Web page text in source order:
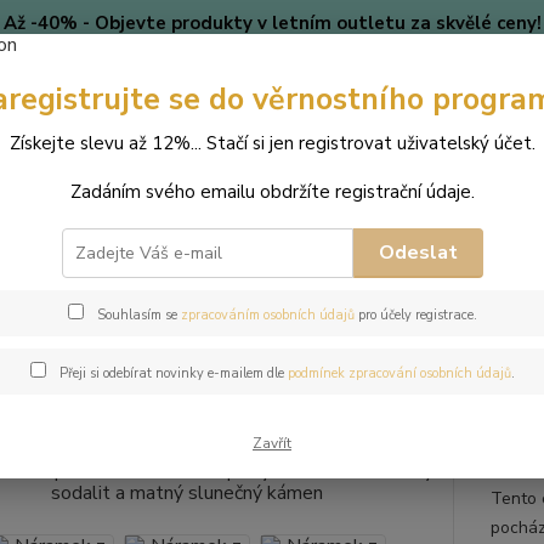
Až -40% - Objevte produkty v letním outletu za skvělé ceny!
🎄 VÁNOCE Blog
Hledat
(Po-
Náramek z přírodních kamenů a perly Swarovski -
z přírodních kamenů a
slunečný kámen
Tento
se do věrnostního
Získejte slevu až 12%... Stačí si jen registrovat uživatelský účet.
Zadáním svého emailu obdržíte registrační údaje.
Odeslat
Souhlasím se zpracováním osobních údajůpro účely registrace.
Přeji si odebírat novinky e-mailem dle podmínek zpracování osobních údajů.
Zavřít